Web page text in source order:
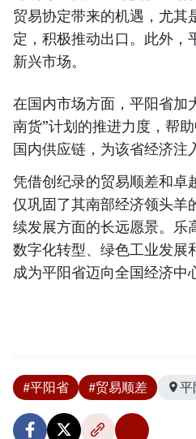
贸易协定带来的机遇，尤其
定，积极推动出口。此外，
新兴市场。
在国内市场方面，平阳省加
南货”计划的推进力度，帮
国内供应链，为该省经济注
凭借创纪录的贸易顺差和卓
仅巩固了其南部经济领头羊
续发展方面的长远愿景。乐
数字化转型、绿色工业发展
成为平阳省迈向全国经济中
#平阳省 #贸易顺差 平